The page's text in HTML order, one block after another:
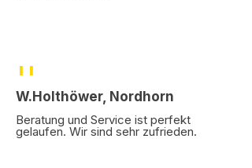
''
W.Holthöwer, Nordhorn
Beratung und Service ist perfekt
gelaufen. Wir sind sehr zufrieden.